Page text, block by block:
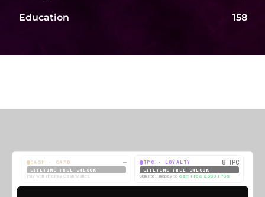
Education 158